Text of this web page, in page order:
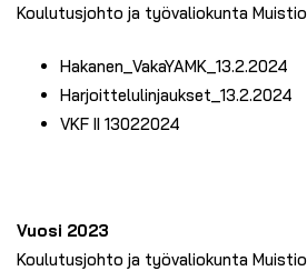
Koulutusjohto ja työvaliokunta
Hakanen_VakaYAMK_13.2.2024
Harjoittelulinjaukset_13.2.2024
VKF II 13022024
Vuosi 2023
Koulutusjohto ja työvaliokunta